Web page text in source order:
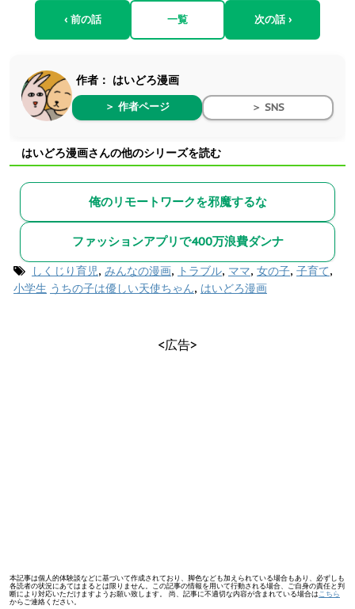
‹ 前の話 一覧 次の話 ›
作者： はいどろ漫画
＞ 作者ページ ＞ SNS
はいどろ漫画さんの他のシリーズを読む
俺のリモートワークを邪魔するな
ファッションアプリで400万浪費ダンナ
しくじり育児, みんなの漫画, トラブル, ママ, 女の子, 子育て,
小学生 うちの子は優しい天使ちゃん, はいどろ漫画
<広告>
本記事は個人的体験談などに基づいて作成されており、脚色なども加えられている場合もあり、必ずしも
各読者の状況にあてはまるとは限りません。この記事の情報を用いて行動される場合、ご自身の責任と判
断により対応いただけますようお願い致します。 尚、記事に不適切な内容が含まれている場合は こちら
からご連絡ください。